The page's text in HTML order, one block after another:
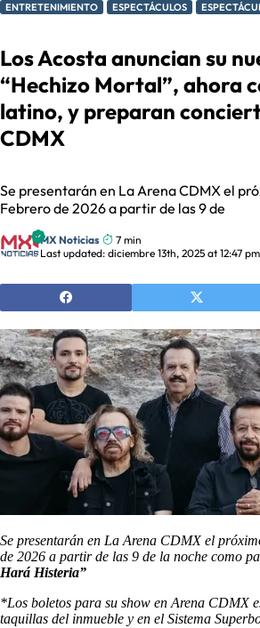
ENTRETENIMIENTO ESPECTÁCULOS
Los Acosta anuncian su
“Hechizo Mortal”, ahora
latino, y preparan
CDMX
Se presentarán en La Arena CDMX el
Febrero de 2026 a partir de las 9 de
MX Noticias
7 min
Last updated: diciembre 13th, 2025 at 12:47 pm
Se presentarán en La Arena CDMX el
de 2026 a partir de las 9 de la noche como
Hará Histeria”
*Los boletos para su show en Arena CDMX
taquillas del inmueble y en el Sistema